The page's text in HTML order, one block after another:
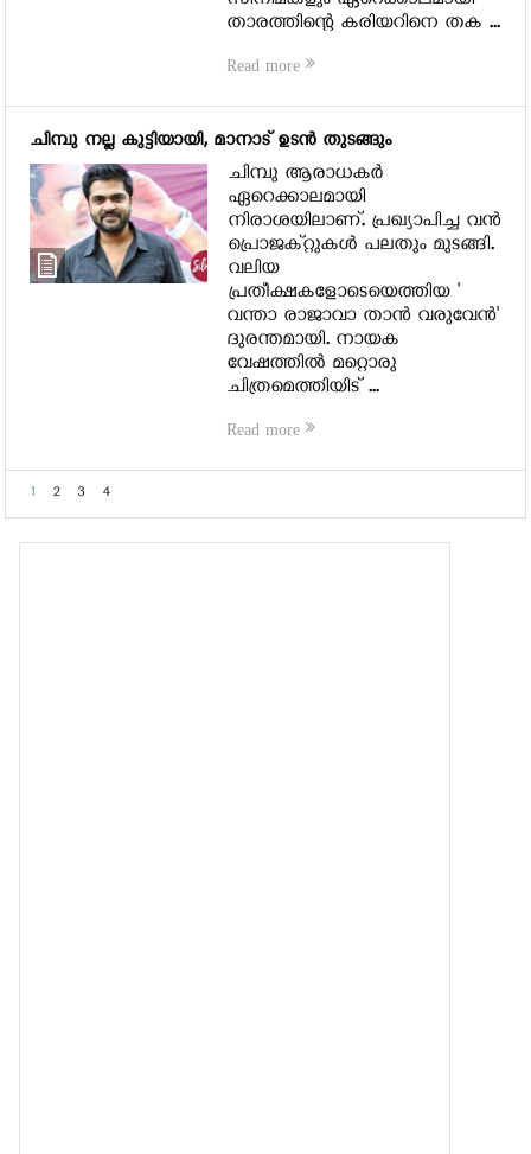
താരത്തിന്റെ കരിയറിനെ തക ...
Read more
ചിമ്പു നല്ല കുട്ടിയായി, മാനാട് ഉടന്‍ തുടങ്ങും
ചിമ്പു ആരാധകര്‍
ഏറെക്കാലമായി
നിരാശയിലാണ്. പ്രഖ്യാപിച്ച വന്‍
പ്രൊജക്റ്റുകള്‍ പലതും മുടങ്ങി.
വലിയ
പ്രതീക്ഷകളോടെയെത്തിയ '
വന്താ രാജാവാ താന്‍ വരുവേന്‍'
ദുരന്തമായി. നായക
വേഷത്തില്‍ മറ്റൊരു
ചിത്രമെത്തിയിട് ...
Read more
1 2 3 4